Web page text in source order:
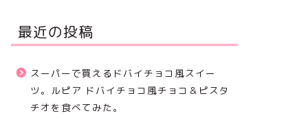
最近の投稿
スーパーで買えるドバイチョコ風スイー
ツ。ルピア ドバイチョコ風チョコ＆ピスタ
チオを食べてみた。